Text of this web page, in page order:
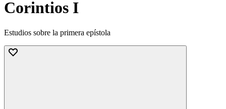
Corintios I
Estudios sobre la primera epístola